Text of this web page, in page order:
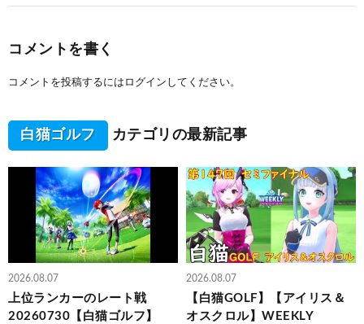
コメントを書く
コメントを投稿するには ログイン してください。
白猫ゴルフ カテゴリの最新記事
2026.08.07
上位ランカーのレート戦
20260730【白猫ゴルフ】
2026.08.07
【白猫GOLF】【アイリス＆
オスクロル】WEEKLY